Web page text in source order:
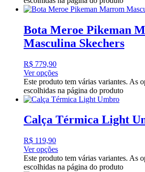
Bota Meroe Pikeman
Masculina Skechers
R$ 779,90
Ver opções
Este produto tem várias variantes. As
escolhidas na página do produto
Calça Térmica Light
R$ 119,90
Ver opções
Este produto tem várias variantes. As
escolhidas na página do produto